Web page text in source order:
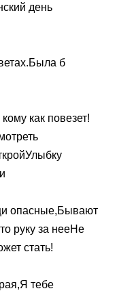
день
б
как повезет!
опасные,Бывают
руку за нееНе
стать!
тебе